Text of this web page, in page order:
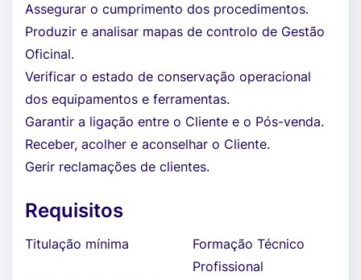
Assegurar o cumprimento dos procedimentos.
Produzir e analisar mapas de controlo de Gestão
Oficinal.
Verificar o estado de conservação operacional
dos equipamentos e ferramentas.
Garantir a ligação entre o Cliente e o Pós-venda.
Receber, acolher e aconselhar o Cliente.
Gerir reclamações de clientes.
Requisitos
Titulação mínima
Formação Técnico
Profissional